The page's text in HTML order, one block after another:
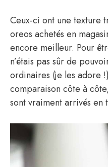
Ceux-ci ont une texture
oreos achetés en
encore meilleur. Pour
n’étais pas sûr de
ordinaires (je les adore
comparaison côte à
sont vraiment arrivés en